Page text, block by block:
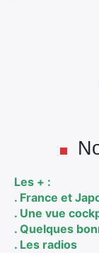
Les + :
. France et
. Une vue
. Quelques
. Les radios